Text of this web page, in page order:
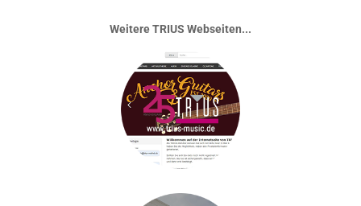
Weitere TRIUS Webseiten...